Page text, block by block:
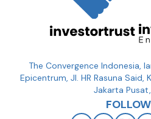
The Convergence Indonesia,
Epicentrum, Jl. HR Rasuna Said,
Jakarta